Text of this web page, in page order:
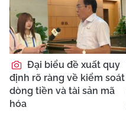
Đại biểu đề xuất quy
định rõ ràng về kiểm soát
dòng tiền và tài sản mã
hóa